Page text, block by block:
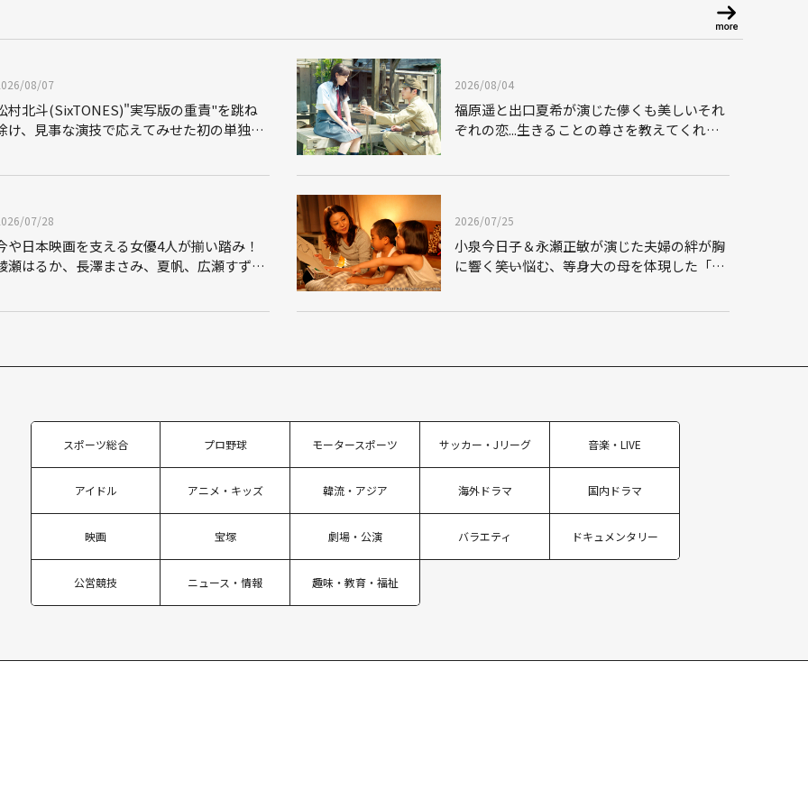
08/07
村北斗(SixTONES)"実写版の重責"を跳ね
け、見事な演技で応えてみせた初の単独主
2026/08/04
福原遥と出口夏希が演じた儚くも美しいそれ
ぞれの恋...生きることの尊さを教えてくれた
07/28
や日本映画を支える女優4人が揃い踏み！
瀬はるか、長澤まさみ、夏帆、広瀬すず
2026/07/25
小泉今日子＆永瀬正敏が演じた夫婦の絆が胸
に響く――笑い悩む、等身大の母を体現した「毎
スポーツ総合 プロ野球 モータースポーツ サッカー・Jリーグ 音楽・LIVE
アイドル アニメ・キッズ 韓流・アジア 海外ドラマ 国内ドラマ
映画 宝塚 劇場・公演 バラエティ ドキュメンタリー
公営競技 ニュース・情報 趣味・教育・福祉